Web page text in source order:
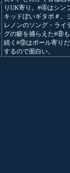
りUK寄り。#④はシン
キッドぽいギタポ＃。
レノンのソング・ライ
グの癖を捕らえた#⑧
続く#⑨はポール寄り
するので面白い。